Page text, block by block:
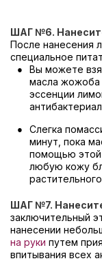
ШАГ №6.
После нанесения
специальное
Вы можете
масла жожоба
эссенции
Слегка
минут, пока
помощью этой
любую кожу
ШАГ №7.
заключительный
нанесении
на руки путем
впитывания всех